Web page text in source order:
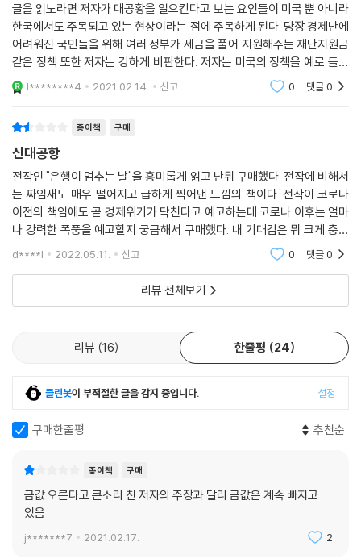
글을 읽노라면 저자가 대공황을 일으킨다고 보는 요인들이 미국 뿐 아니라
한국에서도 주목되고 있는 현상이라는 점에 주목하게 된다. 당장 경제난에
어려워진 국민들을 위해 여러 정부가 세금을 풀어 지원해주는 재난지원금
같은 정책 또한 저자는 강하게 비판한다. 저자는 미국의 정책을 예로 들고
있지만 결코 한국과도 무관하지 않음을 알 수 있다.＜신대공황＞은 결코
시장을 믿지
l********4 2021.02.14. 신고 0 댓글0
종이책 구매
신대공항
전작인 "은행이 멈추는 날"을 흥미롭게 읽고 난뒤 구매했다. 전작에 비해서
는 짜임새도 매우 떨어지고 급하게 찍어낸 느낌의 책이다. 전작이 코로나
이전의 책임에도 곧 경제위기가 닥친다고 예고하는데 코로나 이후는 얼마
나 강력한 폭풍을 예고할지 궁금해서 구매했다. 내 기대감은 뭐 크게 충족
되지 않았다. 우선 책 반이상이 코로나의 봉쇄 조치의 효과없음과 코로나
d****l 2022.05.11. 신고 0 댓글0
리뷰 전체보기
리뷰 16 한줄평 24
클린봇이 부적절한 글을 감지 중입니다. 설정
구매한줄평 추천순
종이책 구매
금값 오른다고 큰소리 친 저자의 주장과 달리 금값은 계속 빠지고
있음
j*******7 2021.02.17. 2